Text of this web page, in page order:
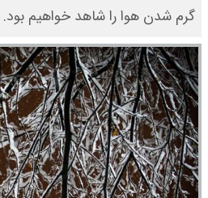
گرم شدن هوا را شاهد خواهیم بود.